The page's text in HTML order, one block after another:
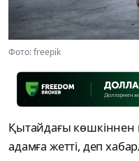
Фото: freepik
Қытайдағы көшкіннен
адамға жетті, деп